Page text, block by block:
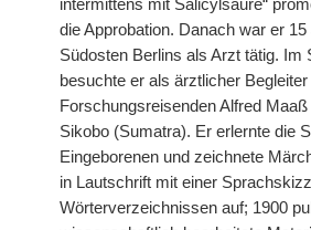
intermittens mit Salicylsäure“
die Approbation. Danach war er
Südosten Berlins als Arzt tätig. Im
besuchte er als ärztlicher Begleiter
Forschungsreisenden Alfred
Sikobo (Sumatra). Er erlernte die
Eingeborenen und zeichnete
in Lautschrift mit einer
Wörterverzeichnissen auf; 1900